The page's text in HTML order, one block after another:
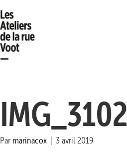
IMG_3102
Par marinacox 3 avril 2019